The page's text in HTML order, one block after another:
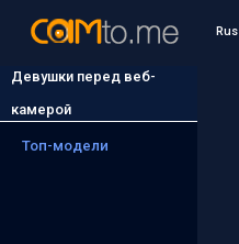
Rus
Девушки перед веб-
камерой
Топ-модели